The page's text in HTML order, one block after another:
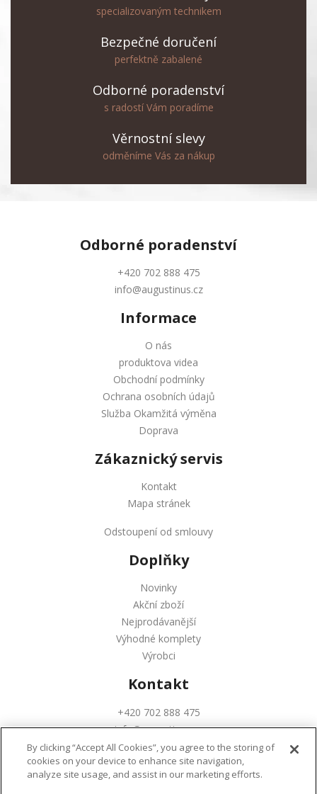
specializovaným technikem
Bezpečné doručení
perfektně zabalené
Odborné poradenství
s radostí Vám poradíme
Věrnostní slevy
odměníme Vás za nákup
Odborné poradenství
+420 702 888 475
info@augustinus.cz
Informace
O nás
produktova videa
Obchodní podmínky
Ochrana osobních údajů
Služba Okamžitá výměna
Doprava
Zákaznický servis
Kontakt
Mapa stránek
Odstoupení od smlouvy
Doplňky
Novinky
Akční zboží
Nejprodávanější
Výhodné komplety
Výrobci
Kontakt
+420 702 888 475
info@augustinus.cz
By clicking “Accept All Cookies”, you agree to the storing of
cookies on your device to enhance site navigation,
analyze site usage, and assist in our marketing efforts.